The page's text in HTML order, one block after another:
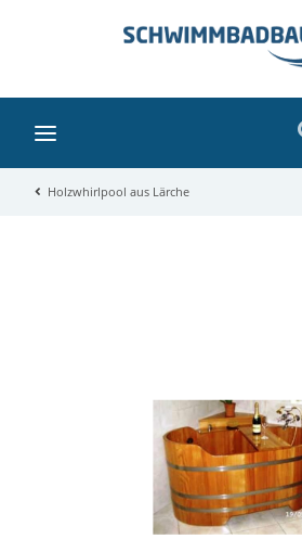
Holzwhirlpool aus Lärche